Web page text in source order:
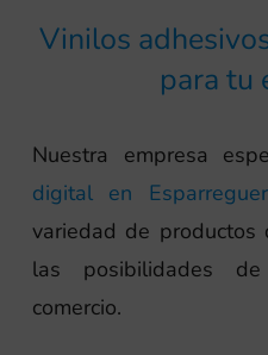
Vinilos
para tu
Nuestra empresa
digital en
variedad de
las posibilidades
comercio.